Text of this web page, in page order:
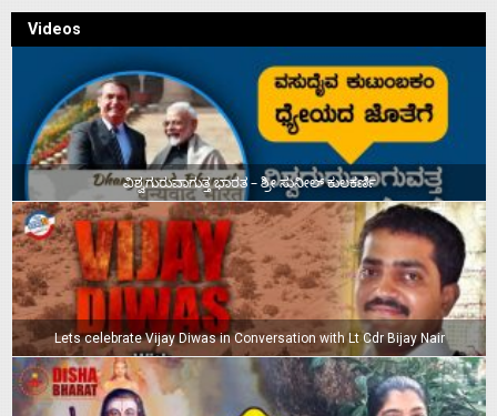
Videos
ವಿಶ್ವಗುರುವಾಗುತ್ತ ಭಾರತ – ಶ್ರೀ ಸುನೀಲ್‌ ಕುಲಕರ್ಣಿ
Lets celebrate Vijay Diwas in Conversation with Lt Cdr Bijay Nair